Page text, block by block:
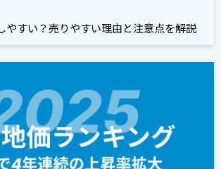
やすい？売りやすい理由と注意点を解説